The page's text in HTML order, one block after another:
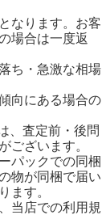
なります。お客
場合は一度返
ち・急激な相場
向にある場合の
、査定前・後問
ございます。
パックでの同梱
物が同梱で届い
ます。
当店での利用規